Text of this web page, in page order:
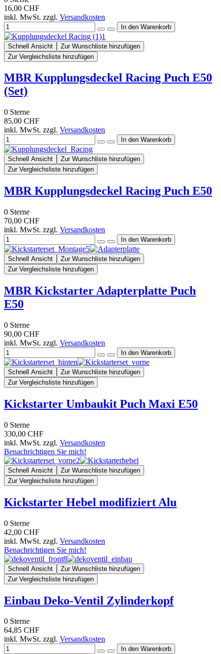
16,00 CHF
inkl. MwSt. zzgl. Versandkosten
Schnell Ansicht
Zur Wunschliste hinzufügen
Zur Vergleichsliste hinzufügen
MBR Kupplungsdeckel Racing Puch E50
(Set)
0 Sterne
85,00 CHF
inkl. MwSt. zzgl. Versandkosten
Schnell Ansicht
Zur Wunschliste hinzufügen
Zur Vergleichsliste hinzufügen
MBR Kupplungsdeckel Racing Puch E50
0 Sterne
70,00 CHF
inkl. MwSt. zzgl. Versandkosten
Schnell Ansicht
Zur Wunschliste hinzufügen
Zur Vergleichsliste hinzufügen
MBR Kickstarter Adapterplatte Puch
E50
0 Sterne
90,00 CHF
inkl. MwSt. zzgl. Versandkosten
Schnell Ansicht
Zur Wunschliste hinzufügen
Zur Vergleichsliste hinzufügen
Kickstarter Umbaukit Puch Maxi E50
0 Sterne
330,00 CHF
inkl. MwSt. zzgl. Versandkosten
Benachrichtigen Sie mich!
Schnell Ansicht
Zur Wunschliste hinzufügen
Zur Vergleichsliste hinzufügen
Kickstarter Hebel modifiziert Alu
0 Sterne
42,00 CHF
inkl. MwSt. zzgl. Versandkosten
Benachrichtigen Sie mich!
Schnell Ansicht
Zur Wunschliste hinzufügen
Zur Vergleichsliste hinzufügen
Einbau Deko-Ventil Zylinderkopf
0 Sterne
64,85 CHF
inkl. MwSt. zzgl. Versandkosten